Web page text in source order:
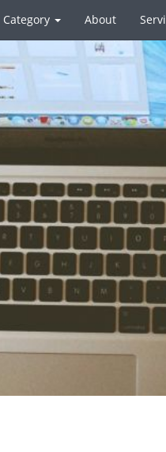
Category About